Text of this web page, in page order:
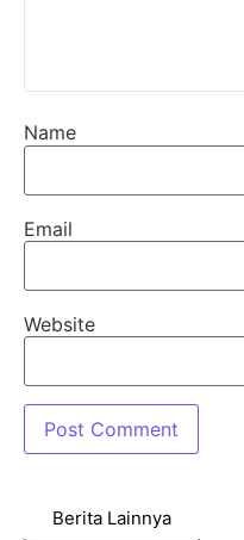
Name
Email
Website
Berita Lainnya